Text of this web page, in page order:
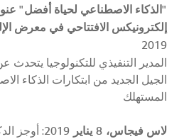
"الذكاء الاصطناعي لحياة أفضل"
إلكترونيكس الافتتاحي في معرض
2019
المدير التنفيذي للتكنولوجيا يتحدث
الجيل الجديد من ابتكارات الذكاء
المستهلك
لاس فيجاس، 8 يناير 2019: أوجز